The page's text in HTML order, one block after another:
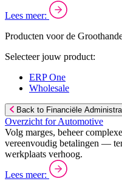
Lees meer:
Producten voor de
Selecteer jouw product:
ERP One
Wholesale
Back to Financiële
Overzicht for Automotive
Volg marges, beheer
vereenvoudig betalingen —
werkplaats verhoog.
Lees meer: